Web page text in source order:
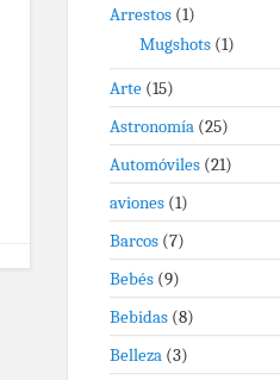
Arrestos (1)
Mugshots (1)
Arte (15)
Astronomía (25)
Automóviles (21)
aviones (1)
Barcos (7)
Bebés (9)
Bebidas (8)
Belleza (3)